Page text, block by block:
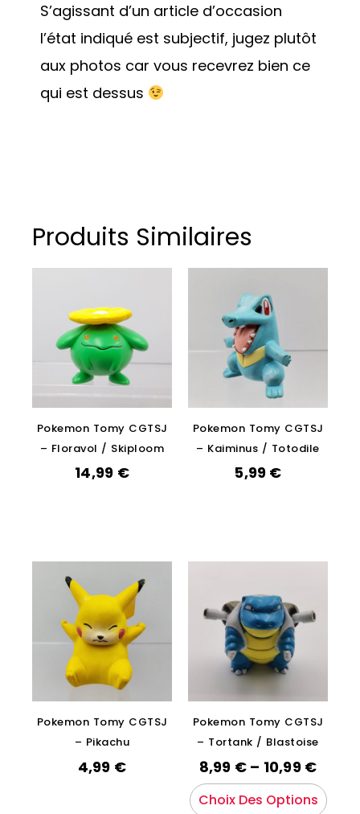
S’agissant d’un article d’occasion
l’état indiqué est subjectif, jugez plutôt
aux photos car vous recevrez bien ce
qui est dessus
Produits Similaires
Pokemon Tomy CGTSJ
– Floravol / Skiploom
14,99 €
Pokemon Tomy CGTSJ
– Kaiminus / Totodile
5,99 €
Pokemon Tomy CGTSJ
– Pikachu
4,99 €
Pokemon Tomy CGTSJ
– Tortank / Blastoise
8,99 € – 10,99 €
Choix Des Options